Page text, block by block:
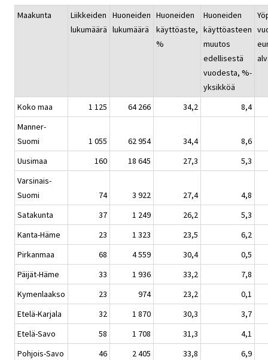
Maakunta
Liikkeiden
lukumäärä
Huoneiden
lukumäärä
Huoneiden
käyttöaste,
%
Huoneiden
käyttöasteen
muutos
edellisestä
vuodesta, %-
yksikköä
Koko maa 1 125 64 266 34,2
8,4
Manner-
Suomi
1 055 62 954 34,4
8,6
Uusimaa
160 18 645 27,3
5,3
Varsinais-
Suomi
74 3 922 27,4
4,8
Satakunta
37 1 249 26,2
5,3
Kanta-Häme
23 1 323 23,5
6,2
Pirkanmaa
68 4 559 30,4
0,5
Päijät-Häme
33 1 936 33,2
7,8
Kymenlaakso
23 974 23,2
0,1
Etelä-Karjala
32 1 870 30,3
3,7
Etelä-Savo
58 1 708 31,3
4,1
Pohjois-Savo
46 2 405 33,8
6,9